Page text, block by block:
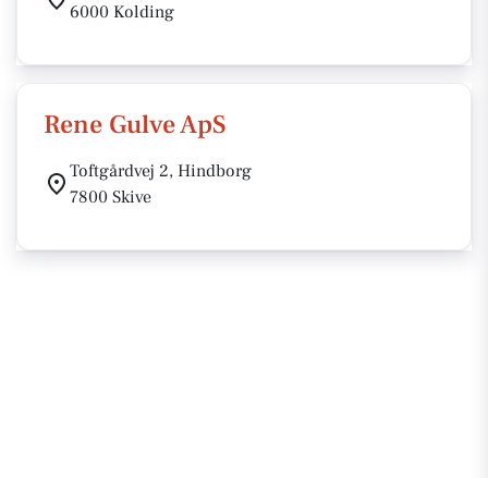
6000 Kolding
Rene Gulve ApS
Toftgårdvej 2, Hindborg
7800 Skive